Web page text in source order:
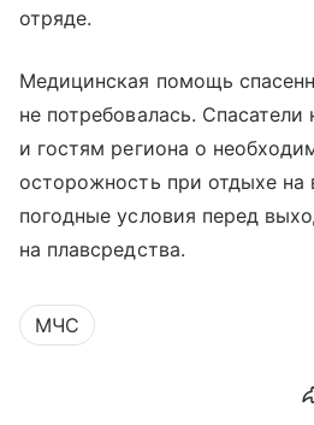
отряде.
Медицинская помощь
не потребовалась.
и гостям региона о
осторожность при отдыхе на
погодные условия перед
на плавсредства.
МЧС